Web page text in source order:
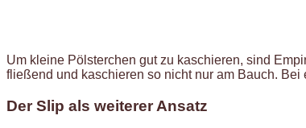
Um kleine Pölsterchen gut zu kaschieren, sind
fließend und kaschieren so nicht nur am Bauch.
Der Slip als weiterer Ansatz